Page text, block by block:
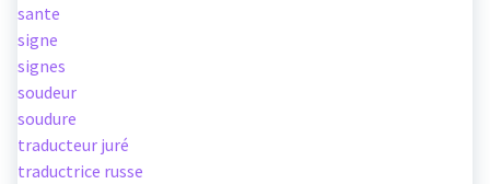
sante
signe
signes
soudeur
soudure
traducteur juré
traductrice russe